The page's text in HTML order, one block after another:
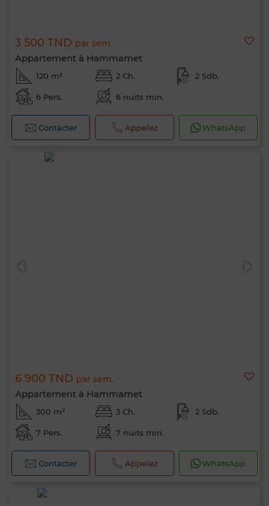
3 500 TND par sem.
Appartement à Hammamet
120 m² 2 Ch. 2 Sdb.
6 Pers. 6 nuits min.
Contacter Appelez WhatsApp
6 900 TND par sem.
Appartement à Hammamet
300 m² 3 Ch. 2 Sdb.
7 Pers. 7 nuits min.
Contacter Appelez WhatsApp
Bonjour, je suis MIA. Quel critère souhaitez-